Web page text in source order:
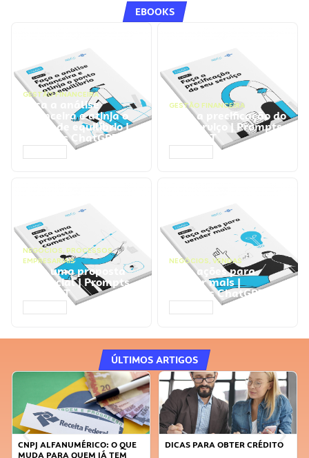
EBOOKS
GESTÃO FINANCEIRA
Faça a análise
financeira e atinja o
ponto de equilíbrio |
Prompts ChatGPT
GESTÃO FINANCEIRA
Faça a precificação do
seu serviço | Prompts
ChatGPT
NEGÓCIOS, PROCESSOS
EMPRESARIAIS
Faça uma proposta
comercial | Prompts
ChatGPT
NEGÓCIOS, VENDAS
Faça ações para
vender mais |
Prompts ChatGPT
ÚLTIMOS ARTIGOS
DICAS PARA OBTER CRÉDITO
FAÇA A DIFERENÇA: SEJA